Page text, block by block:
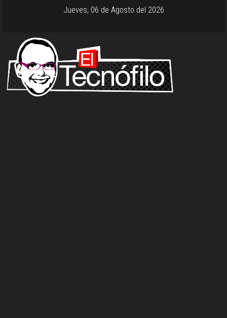
Jueves, 06 de Agosto del 2026